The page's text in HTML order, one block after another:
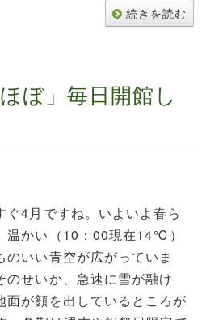
続きを読む
ぼ」毎日開館し
ぐ4月ですね。いよいよ春ら
温かい（10：00現在14℃）
のいい青空が広がっていま
のせいか、急速に雪が融け
面が顔を出しているところが